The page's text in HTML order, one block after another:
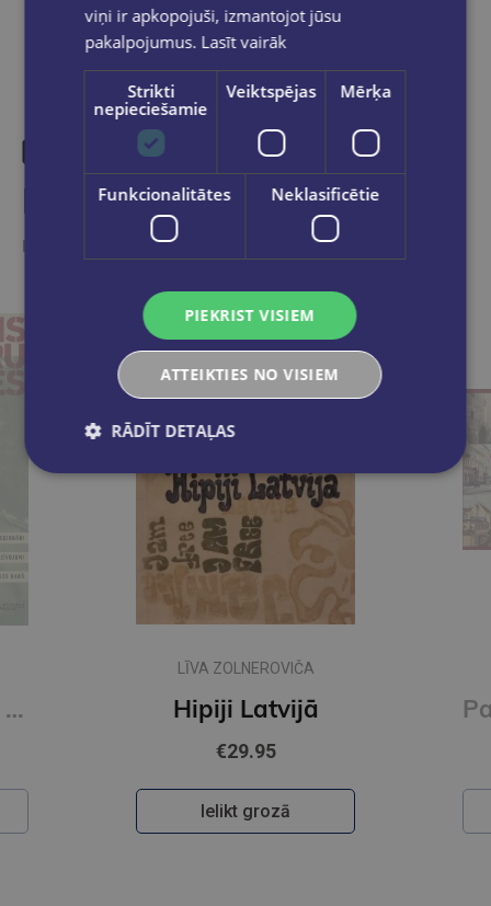
Līdzīgas preces
Ieskaties, varbūt noder
Pāris centimetru dzīves
LĪVA ZOLNEROVIČA
Hipiji Latvijā
€29.95
Ielikt grozā
viņi ir apkopojuši, izmantojot jūsu
pakalpojumus. Lasīt vairāk
Strikti
nepieciešamie
Veiktspējas Mērķa
Funkcionalitātes Neklasificētie
PIEKRIST VISIEM
ATTEIKTIES NO VISIEM
RĀDĪT DETAĻAS